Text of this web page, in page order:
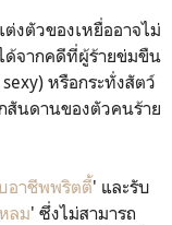
งตัวของเหยื่ออาจไม่
จากคดีที่ผู้ร้ายข่มขืน
หรือกระทั่งสัตว์
นดานของตัวคนร้าย
อาชีพพริตตี้' และรับ
ลม' ซึ่งไม่สามารถ